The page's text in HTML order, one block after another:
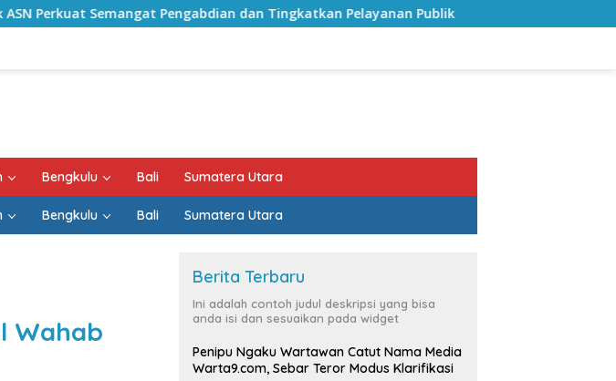
Pengabdian dan Tingkatkan Pelayanan Publik Sekda Lampung Selatan Minta
Bengkulu Bali Sumatera Utara
Bengkulu Bali Sumatera Utara
Wahab
Berita Terbaru
Ini adalah contoh judul deskripsi yang bisa
anda isi dan sesuaikan pada widget
Penipu Ngaku Wartawan Catut Nama Media
Warta9.com, Sebar Teror Modus Klarifikasi